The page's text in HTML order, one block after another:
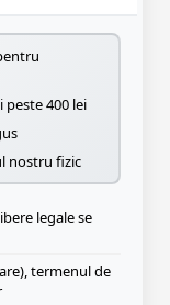
400 lei
nostru fizic
legale se
termenul de